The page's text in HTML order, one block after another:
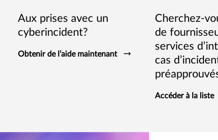
Aux prises avec un
cyberincident?
Obtenir de l’aide maintenant
Cherchez-
de
services
cas
Accéder à la liste